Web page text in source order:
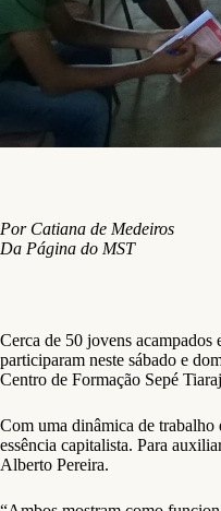
Por Catiana de Medeiros
Da Página do MST
Cerca de 50 jovens
participaram neste sábado e
Centro de Formação Sepé
Com uma dinâmica de trabalho
essência capitalista. Para
Alberto Pereira.